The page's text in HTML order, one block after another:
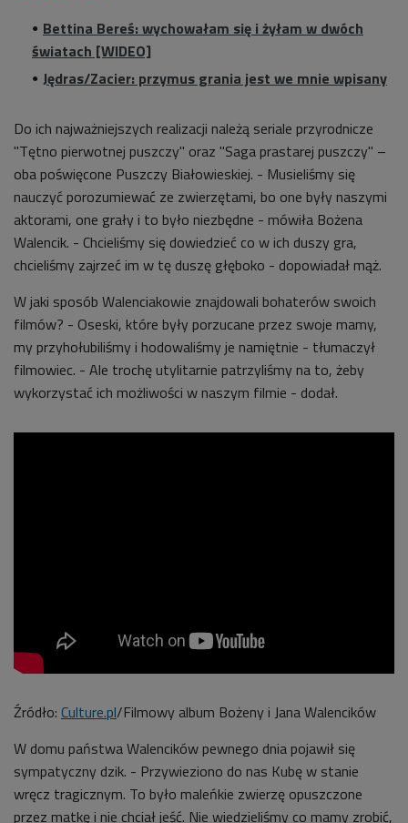
Bettina Bereś: wychowałam się i żyłam w dwóch
światach [WIDEO]
Jędras/Zacier: przymus grania jest we mnie wpisany
Do ich najważniejszych realizacji należą seriale przyrodnicze
"Tętno pierwotnej puszczy" oraz "Saga prastarej puszczy" –
oba poświęcone Puszczy Białowieskiej. - Musieliśmy się
nauczyć porozumiewać ze zwierzętami, bo one były naszymi
aktorami, one grały i to było niezbędne - mówiła Bożena
Walencik. - Chcieliśmy się dowiedzieć co w ich duszy gra,
chcieliśmy zajrzeć im w tę duszę głęboko - dopowiadał mąż.
W jaki sposób Walenciakowie znajdowali bohaterów swoich
filmów? - Oseski, które były porzucane przez swoje mamy,
my przyhołubiliśmy i hodowaliśmy je namiętnie - tłumaczył
filmowiec. - Ale trochę utylitarnie patrzyliśmy na to, żeby
wykorzystać ich możliwości w naszym filmie - dodał.
Źródło: Culture.pl/Filmowy album Bożeny i Jana Walencików
W domu państwa Walencików pewnego dnia pojawił się
sympatyczny dzik. - Przywieziono do nas Kubę w stanie
wręcz tragicznym. To było maleńkie zwierzę opuszczone
przez matkę i nie chciał jeść. Nie wiedzieliśmy co mamy zrobić,